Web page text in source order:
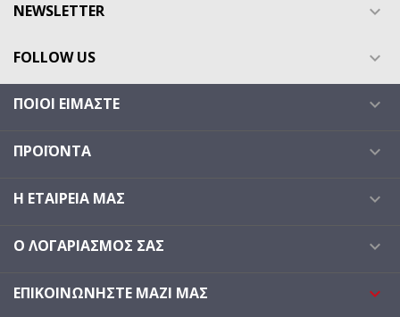
NEWSLETTER 
FOLLOW US 
ΠΟΙΟΙ ΕΊΜΑΣΤΕ 
ΠΡΟΪΌΝΤΑ 
Η ΕΤΑΙΡΕΊΑ ΜΑΣ 
Ο ΛΟΓΑΡΙΑΣΜΌΣ ΣΑΣ 
ΕΠΙΚΟΙΝΩΝΉΣΤΕ ΜΑΖΊ ΜΑΣ 